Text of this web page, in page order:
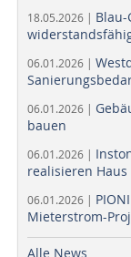
18.05.2026 |
06.01.2026 |
06.01.2026 |
bauen
06.01.2026 |
realisieren
06.01.2026 |
Mieterstrom-
Alle News